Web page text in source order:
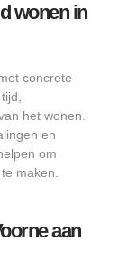
wonen in
concrete
het wonen.
en
om
maken.
aan